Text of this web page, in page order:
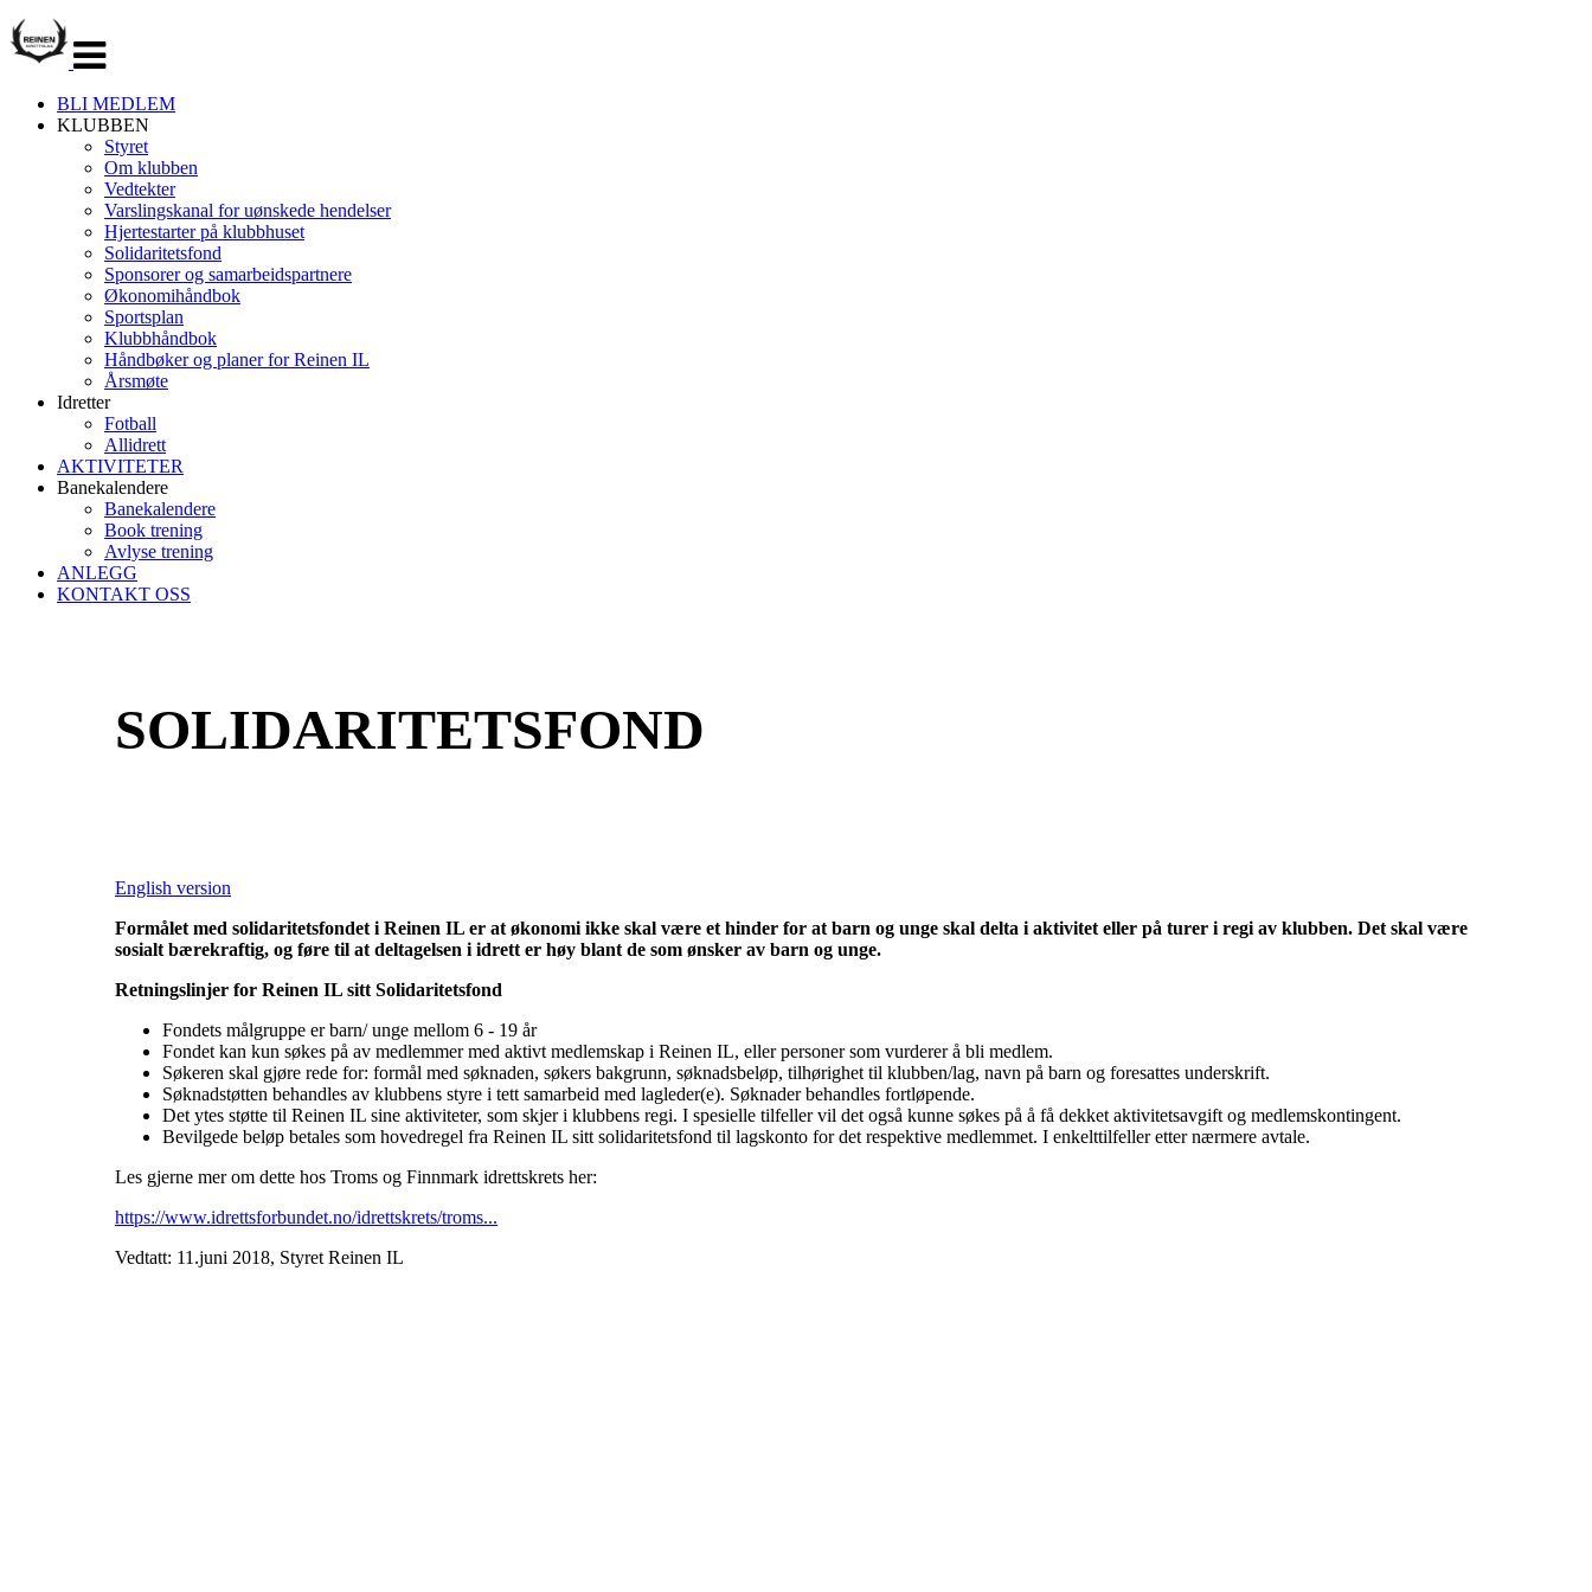
navigasjon
BLI MEDLEM
KLUBBEN
Styret
Om klubben
Vedtekter
Varslingskanal for uønskede hendelser
Hjertestarter på klubbhuset
Solidaritetsfond
Sponsorer og samarbeidspartnere
Økonomihåndbok
Sportsplan
Klubbhåndbok
Håndbøker og planer for Reinen IL
Årsmøte
Idretter
Fotball
Allidrett
AKTIVITETER
Banekalendere
Banekalendere
Book trening
Avlyse trening
ANLEGG
KONTAKT OSS
SOLIDARITETSFOND
English version
Formålet med solidaritetsfondet i Reinen IL er at økonomi ikke skal være et hinder for at barn og unge skal delta i aktivitet eller på turer i regi av klubben. Det skal være
sosialt bærekraftig, og føre til at deltagelsen i idrett er høy blant de som ønsker av barn og unge.
Retningslinjer for Reinen IL sitt Solidaritetsfond
Fondets målgruppe er barn/ unge mellom 6 - 19 år
Fondet kan kun søkes på av medlemmer med aktivt medlemskap i Reinen IL, eller personer som vurderer å bli medlem.
Søkeren skal gjøre rede for: formål med søknaden, søkers bakgrunn, søknadsbeløp, tilhørighet til klubben/lag, navn på barn og foresattes underskrift.
Søknadstøtten behandles av klubbens styre i tett samarbeid med lagleder(e). Søknader behandles fortløpende.
Det ytes støtte til Reinen IL sine aktiviteter, som skjer i klubbens regi. I spesielle tilfeller vil det også kunne søkes på å få dekket aktivitetsavgift og medlemskontingent.
Bevilgede beløp betales som hovedregel fra Reinen IL sitt solidaritetsfond til lagskonto for det respektive medlemmet. I enkelttilfeller etter nærmere avtale.
Les gjerne mer om dette hos Troms og Finnmark idrettskrets her:
https://www.idrettsforbundet.no/idrettskrets/troms...
Vedtatt: 11.juni 2018, Styret Reinen IL